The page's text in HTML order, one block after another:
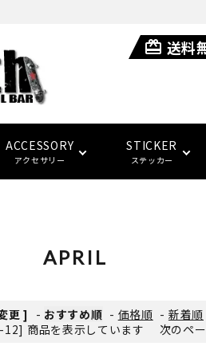
card_giftcard 送料
(エフティーシー)
(ファッキンオーサム)
デッキ サイズ別一覧
セール シューズ
ACCESSORY
アクセサリー
ギフト
STICKER
ステッカー
APRIL
更 ] - おすすめ順 - 価格順 - 新着順
商品を表示しています
次のペ